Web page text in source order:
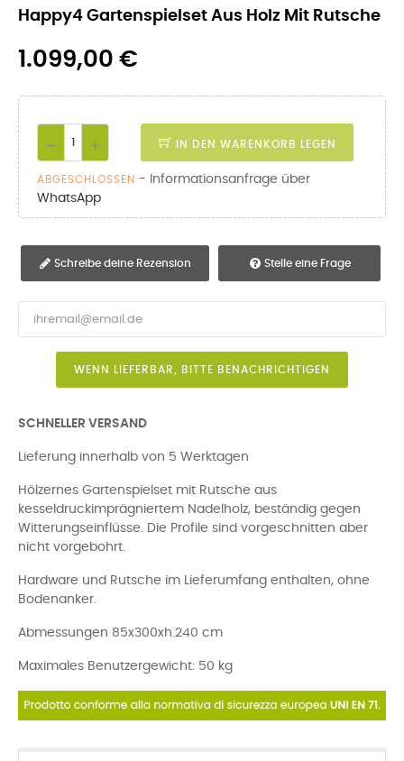
Happy4 Gartenspielset Aus Holz Mit Rutsche
1.099,00 €
IN DEN WARENKORB LEGEN
ABGESCHLOSSEN - Informationsanfrage über
WhatsApp
Schreibe deine Rezension Stelle eine Frage
WENN LIEFERBAR, BITTE BENACHRICHTIGEN
SCHNELLER VERSAND
Lieferung innerhalb von 5 Werktagen
Hölzernes Gartenspielset mit Rutsche aus
kesseldruckimprägniertem Nadelholz, beständig gegen
Witterungseinflüsse. Die Profile sind vorgeschnitten aber
nicht vorgebohrt.
Hardware und Rutsche im Lieferumfang enthalten, ohne
Bodenanker.
Abmessungen 85x300xh.240 cm
Maximales Benutzergewicht: 50 kg